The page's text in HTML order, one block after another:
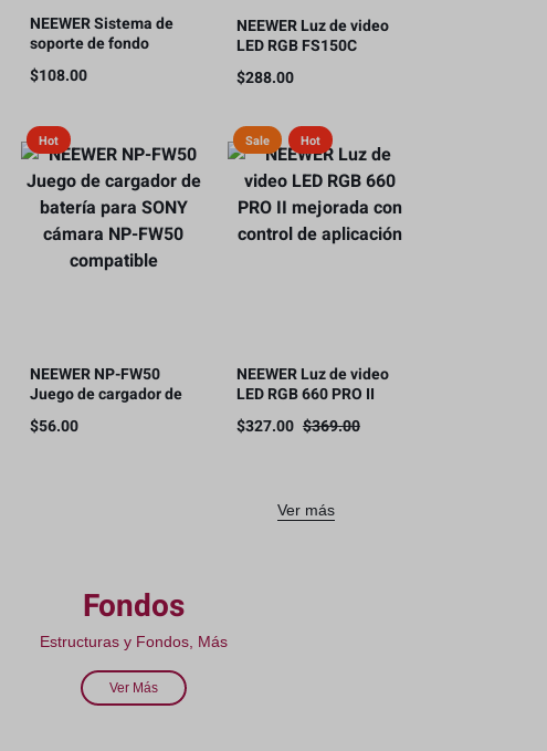
NEEWER Sistema de
soporte de fondo
manual de montaje en
pared de 4 rodillos,
rodillo: 22 lb/10 kg
$108.00
NEEWER Luz de video
LED RGB FS150C
130W, salida de
iluminación continua
con CRI97/TLCI98 4
curvas de atenuación
$288.00
Hot
NEEWER NP-FW50
Juego de cargador de
batería para SONY
cámara NP-FW50
$56.00
Sale Hot
NEEWER Luz de video
LED RGB 660 PRO II
mejorada con control
de aplicación
$369.00
$327.00
Ver más
Fondos
Estructuras y Fondos, Más
Ver Más